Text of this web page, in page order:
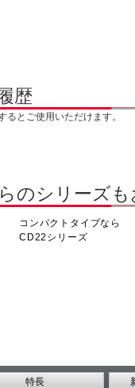
歴
るとご使用いただけます。
のシリーズ
コンパクトタイプなら
CD22シリーズ
特長